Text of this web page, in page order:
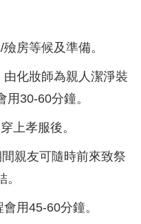
房等候及準備。
化妝師為親人潔淨裝
30-60分鐘。
上孝服後。
親友可隨時前來致祭
用45-60分鐘。